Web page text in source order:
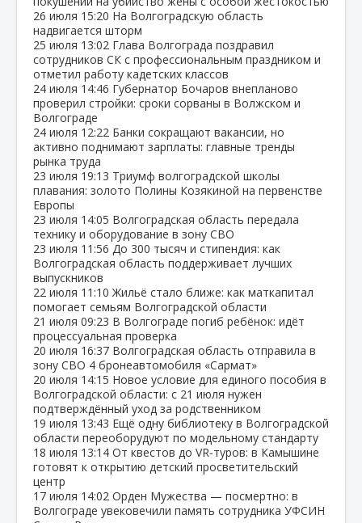
26 июля 15:20 На Волгоградскую область
надвигается шторм
25 июля 13:02 Глава Волгограда поздравил
сотрудников СК с профессиональным праздником и
отметил работу кадетских классов
24 июля 14:46 Губернатор Бочаров внепланово
проверил стройки: сроки сорваны в Волжском и
Волгограде
24 июля 12:22 Банки сокращают вакансии, но
активно поднимают зарплаты: главные тренды
рынка труда
23 июля 19:13 Триумф волгоградской школы
плавания: золото Полины Козякиной на первенстве
Европы
23 июля 14:05 Волгоградская область передала
технику и оборудование в зону СВО
23 июля 11:56 До 300 тысяч и стипендия: как
Волгоградская область поддерживает лучших
выпускников
22 июля 11:10 Жильё стало ближе: как маткапитал
помогает семьям Волгоградской области
21 июля 09:23 В Волгограде погиб ребёнок: идёт
процессуальная проверка
20 июля 16:37 Волгоградская область отправила в
зону СВО 4 бронеавтомобиля «Сармат»
20 июля 14:15 Новое условие для единого пособия в
Волгоградской области: с 21 июля нужен
подтверждённый уход за родственником
19 июля 13:43 Ещё одну библиотеку в Волгоградской
области переоборудуют по модельному стандарту
18 июля 13:14 От квестов до VR‑туров: в Камышине
готовят к открытию детский просветительский
центр
17 июля 14:02 Орден Мужества — посмертно: в
Волгограде увековечили память сотрудника УФСИН